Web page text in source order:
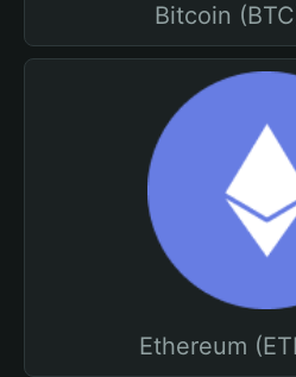
Bitcoin
Ethereum